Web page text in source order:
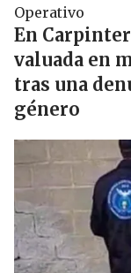
Operativo
En
valuada en
tras una
género